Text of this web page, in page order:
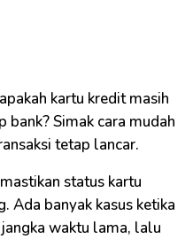
kartu kredit masih
Simak cara mudah
tetap lancar.
status kartu
Ada banyak kasus ketika
waktu lama, lalu